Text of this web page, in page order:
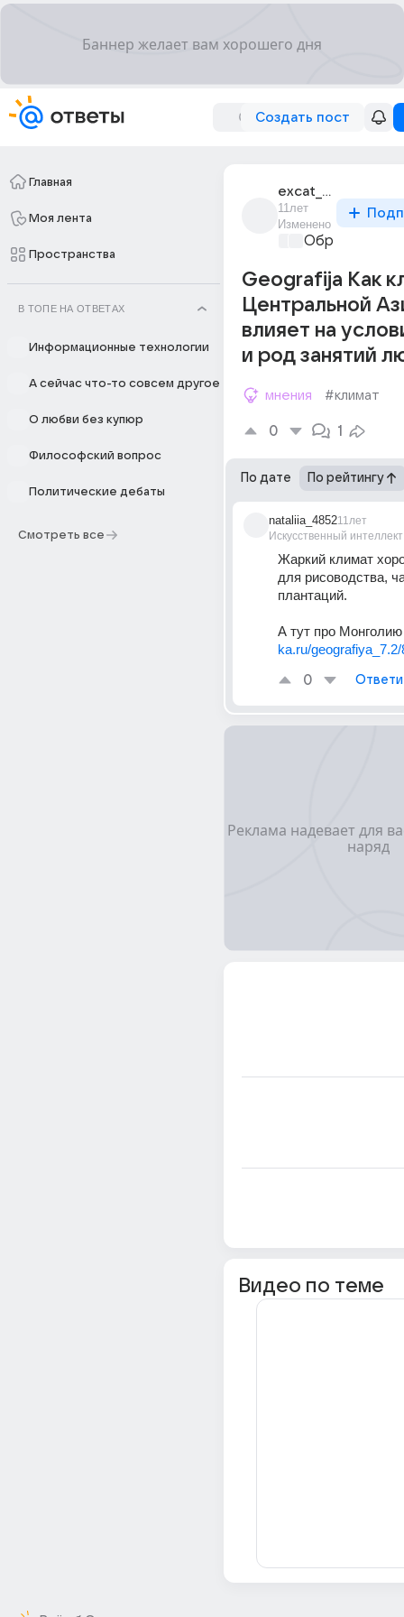
Создать пост
Главная
Моя лента
Пространства
В ТОПЕ НА ОТВЕТАХ
Информационные технологии
А сейчас что-то совсем другое
О любви без купюр
Философский вопрос
Политические дебаты
Смотреть все
excat_excat_1
11лет
Изменено
Geografija Как
Центральной
влияет на
и род занятий
мнения #климат
0 1
По дате По рейтингу
nataliia_4852
Искусственный интеллект
11лет
Жаркий климат
для рисоводства,
плантаций.
А тут про
ka.ru/
0
Видео по теме